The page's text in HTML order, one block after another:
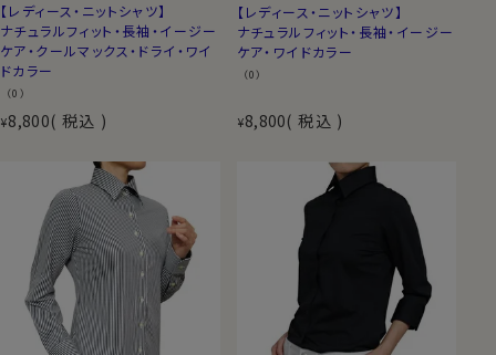
【レディース・ニットシャツ】
ナチュラルフィット・長袖・イージー
ケア・クールマックス・ドライ・ワイ
ドカラー
（0）
¥8,800 税込
【レディース・ニットシャツ】
ナチュラルフィット・長袖・イージー
ケア・ワイドカラー
（0）
¥8,800 税込